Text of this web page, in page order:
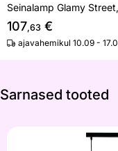
Seinalamp Glamy
107,63 €
ajavahemikul 10.09 -
Sarnased tooted
Rippvalgusti Zafra 4